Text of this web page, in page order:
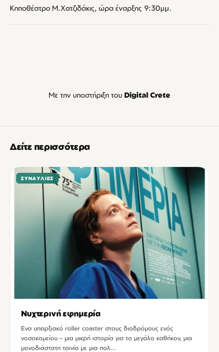
Κηποθέατρο Μ.Χατζιδάκις, ώρα έναρξης 9:30μμ.
Με την υποστήριξη του Digital Crete
Δείτε περισσότερα
ΣΥΝΑΥΛΊΕΣ
Νυχτερινή εφημερία
Ενα υπαρξιακό roller coaster στους διαδρόμους ενός
νοσοκομείου – μια μικρή ιστορία για το μεγάλο καθήκον, μια
μονοδιάστατη ταινία με μια πολ…